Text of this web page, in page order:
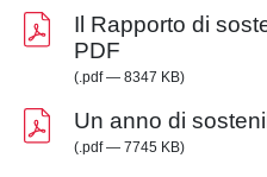
Il Rapporto di
PDF
(.pdf — 8347 KB)
Un anno di
(.pdf — 7745 KB)